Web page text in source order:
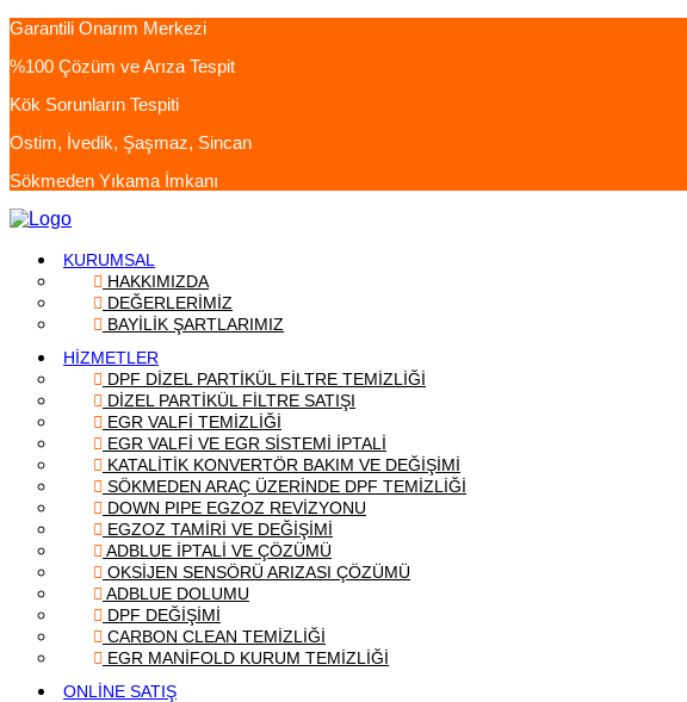
Garantili Onarım Merkezi
%100 Çözüm ve Arıza Tespit
Kök Sorunların Tespiti
Ostim, İvedik, Şaşmaz, Sincan
Sökmeden Yıkama İmkanı
KURUMSAL
HAKKIMIZDA
DEĞERLERİMİZ
BAYİLİK ŞARTLARIMIZ
HİZMETLER
DPF DİZEL PARTİKÜL FİLTRE TEMİZLİĞİ
DİZEL PARTİKÜL FİLTRE SATIŞI
EGR VALFİ TEMİZLİĞİ
EGR VALFİ VE EGR SİSTEMİ İPTALİ
KATALİTİK KONVERTÖR BAKIM VE DEĞİŞİMİ
SÖKMEDEN ARAÇ ÜZERİNDE DPF TEMİZLİĞİ
DOWN PIPE EGZOZ REVİZYONU
EGZOZ TAMİRİ VE DEĞİŞİMİ
ADBLUE İPTALİ VE ÇÖZÜMÜ
OKSİJEN SENSÖRÜ ARIZASI ÇÖZÜMÜ
ADBLUE DOLUMU
DPF DEĞİŞİMİ
CARBON CLEAN TEMİZLİĞİ
EGR MANİFOLD KURUM TEMİZLİĞİ
ONLİNE SATIŞ